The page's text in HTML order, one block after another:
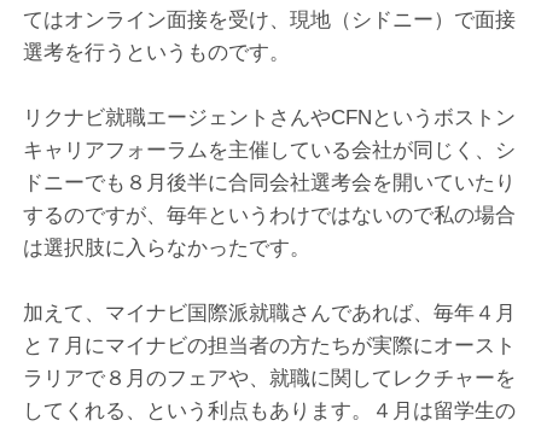
てはオンライン面接を受け、現地（シドニー）で面接
選考を行うというものです。
リクナビ就職エージェントさんやCFNというボストン
キャリアフォーラムを主催している会社が同じく、シ
ドニーでも８月後半に合同会社選考会を開いていたり
するのですが、毎年というわけではないので私の場合
は選択肢に入らなかったです。
加えて、マイナビ国際派就職さんであれば、毎年４月
と７月にマイナビの担当者の方たちが実際にオースト
ラリアで８月のフェアや、就職に関してレクチャーを
してくれる、という利点もあります。４月は留学生の